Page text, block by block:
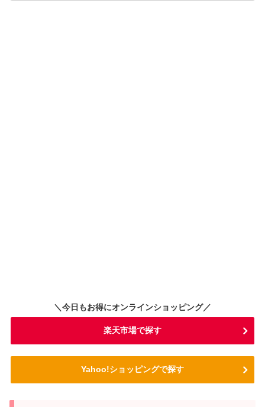
＼今日もお得にオンラインショッピング／
楽天市場で探す
Yahoo!ショッピングで探す